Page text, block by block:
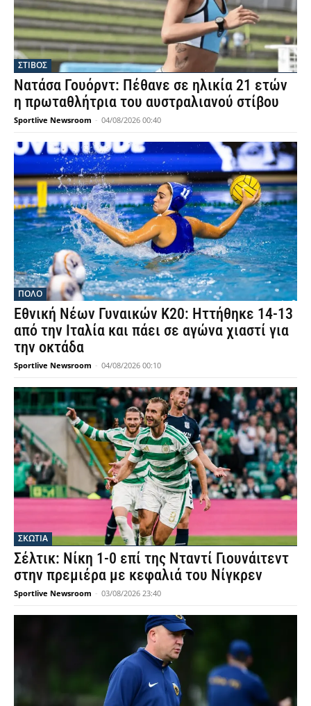
ΣΤΙΒΟΣ
Νατάσα Γουόρντ: Πέθανε σε ηλικία 21 ετών
η πρωταθλήτρια του αυστραλιανού στίβου
Sportlive Newsroom - 04/08/2026 00:40
ΠΟΛΟ
Εθνική Νέων Γυναικών Κ20: Ηττήθηκε 14-13
από την Ιταλία και πάει σε αγώνα χιαστί για
την οκτάδα
Sportlive Newsroom - 04/08/2026 00:10
ΣΚΩΤΙΑ
Σέλτικ: Νίκη 1-0 επί της Νταντί Γιουνάιτεντ
στην πρεμιέρα με κεφαλιά του Νίγκρεν
Sportlive Newsroom - 03/08/2026 23:40